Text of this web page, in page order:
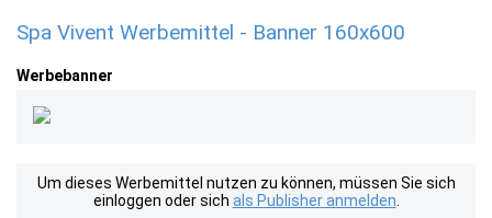
Spa Vivent Werbemittel - Banner 160x600
Werbebanner
Um dieses Werbemittel nutzen zu können, müssen Sie sich
einloggen oder sich als Publisher anmelden